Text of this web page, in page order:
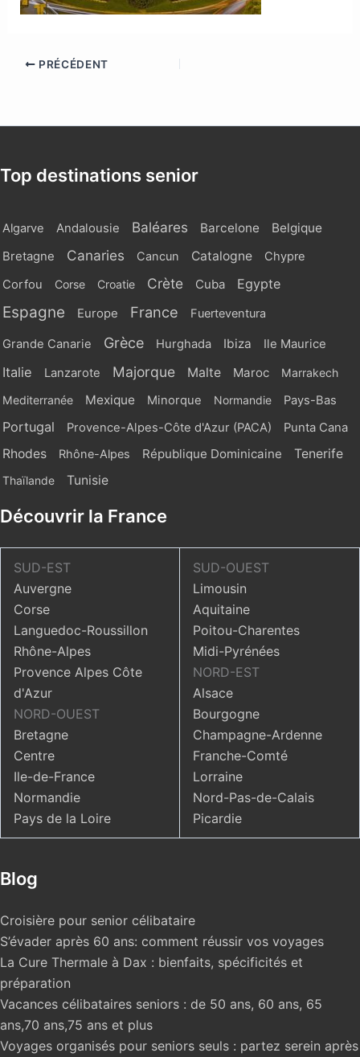
PRÉCÉDENT
Top destinations senior
Algarve Andalousie Baléares Barcelone Belgique
Bretagne Canaries Cancun Catalogne
Chypre
Corfou
Corse Croatie Crète Cuba Egypte
Espagne Europe France Fuerteventura
Grande Canarie Grèce Hurghada Ibiza Ile Maurice
Italie Lanzarote Majorque Malte Maroc
Marrakech
Mediterranée
Mexique Minorque Normandie Pays-Bas
Portugal Provence-Alpes-Côte d'Azur (PACA) Punta Cana
Rhodes Rhône-Alpes République Dominicaine Tenerife
Thaïlande Tunisie
Découvrir la France
SUD-EST
Auvergne
Corse
Languedoc-Roussillon
Rhône-Alpes
Provence Alpes Côte
d'Azur
NORD-OUEST
Bretagne
Centre
Ile-de-France
Normandie
Pays de la Loire
SUD-OUEST
Limousin
Aquitaine
Poitou-Charentes
Midi-Pyrénées
NORD-EST
Alsace
Bourgogne
Champagne-Ardenne
Franche-Comté
Lorraine
Nord-Pas-de-Calais
Picardie
Blog
Croisière pour senior célibataire
S’évader après 60 ans: comment réussir vos voyages
La Cure Thermale à Dax : bienfaits, spécificités et
préparation
Vacances célibataires seniors : de 50 ans, 60 ans, 65
ans,70 ans,75 ans et plus
Voyages organisés pour seniors seuls : partez serein après